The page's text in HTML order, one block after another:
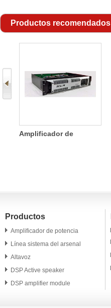
Productos recomendados
Amplificador de
Productos
Amplificador de potencia
Línea sistema del arsenal
Altavoz
DSP Active speaker
DSP amplifier module